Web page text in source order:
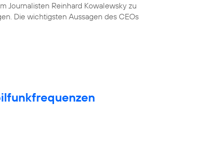
Journalisten Reinhard Kowalewsky zu
Die wichtigsten Aussagen des CEOs